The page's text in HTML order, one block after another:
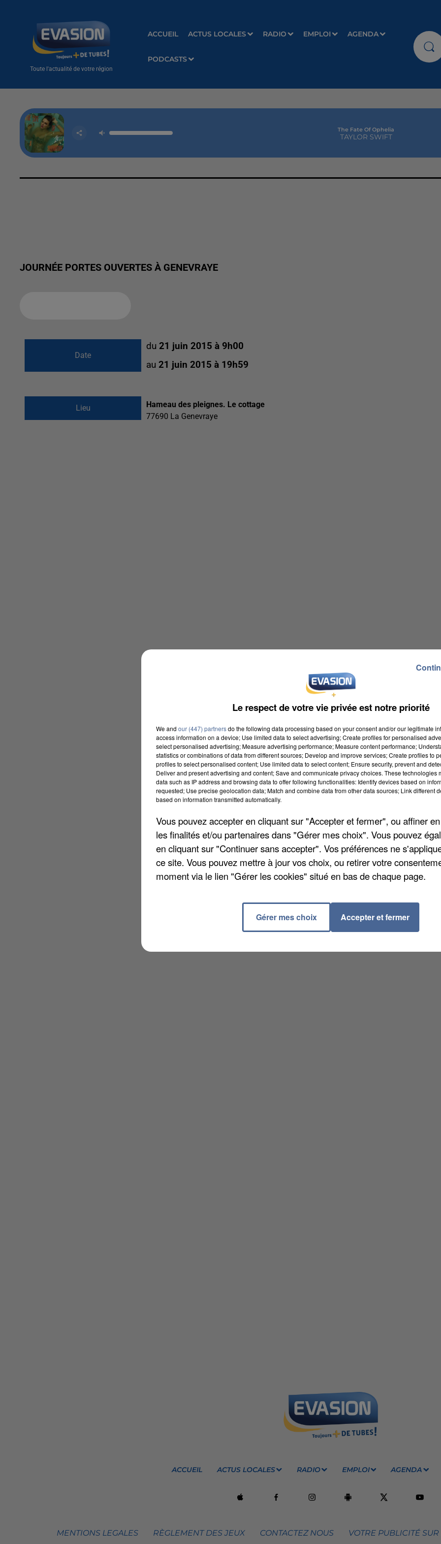
Toute l'actualité de votre région
ACCUEIL ACTUS LOCALES RADIO EMPLOI AGENDA
PODCASTS
The Fate Of Ophelia
TAYLOR SWIFT
JOURNÉE PORTES OUVERTES À GENEVRAYE
Date
du21 juin 2015 à 9h00
au21 juin 2015 à 19h59
Lieu
Hameau des pleignes. Le cottage
77690 La Genevraye
ACCUEIL ACTUS LOCALES RADIO EMPLOI AGENDA
MENTIONS LEGALES RÈGLEMENT DES JEUX CONTACTEZ NOUS VOTRE PUBLICITÉ
Le respect de votre vie privée est notre priorité
We and our (447) partnersdo the following data processing based on your consent and/or our legitimate
access information on a device; Use limited data to select advertising; Create profiles for personalised
select personalised advertising; Measure advertising performance; Measure content performance;
statistics or combinations of data from different sources; Develop and improve services; Create profiles to
profiles to select personalised content; Use limited data to select content; Ensure security, prevent and
Deliver and present advertising and content; Save and communicate privacy choices. These technologies
data such as IP address and browsing data to offer following functionalities: Identify devices based on
requested; Use precise geolocation data; Match and combine data from other data sources; Link different
based on information transmitted automatically.
Vous pouvez accepter en cliquant sur "Accepter et fermer", ou affiner
les finalités et/ou partenaires dans "Gérer mes choix". Vous pouvez
en cliquant sur "Continuer sans accepter". Vos préférences ne
ce site. Vous pouvez mettre à jour vos choix, ou retirer votre
moment via le lien "Gérer les cookies" situé en bas de chaque page.
Gérer mes choix Accepter et fermer